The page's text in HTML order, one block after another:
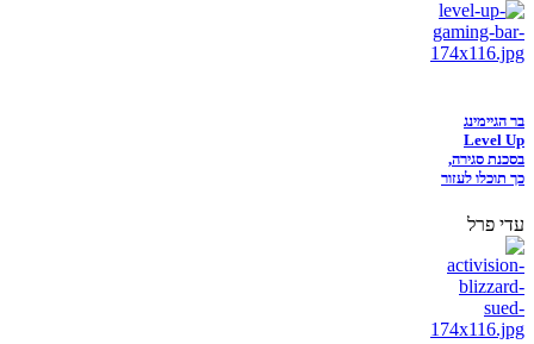
בר הגיימינג
Level Up
בסכנת סגירה,
כך תוכלו לעזור
עדי פרל